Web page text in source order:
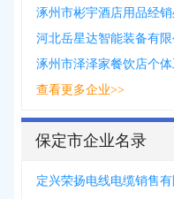
涿州市彬宇酒店用品经
河北岳星达智能装备有限
涿州市泽泽家餐饮店个
查看更多企业>>
保定市企业名录
定兴荣扬电线电缆销售有